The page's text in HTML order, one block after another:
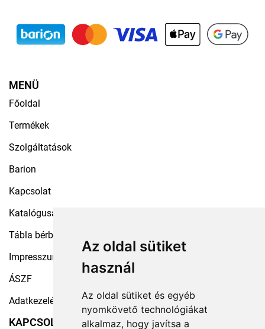
Az oldal sütiket
használ
Az oldal sütiket és egyéb
nyomkövető technológiákat
alkalmaz, hogy javítsa a
MENÜ
Főoldal
Termékek
Szolgáltatások
Barion
Kapcsolat
Katalógusaink
Tábla bérbeadás
Impresszum
ÁSZF
Adatkezelési tájékoztató
KAPCSOLAT